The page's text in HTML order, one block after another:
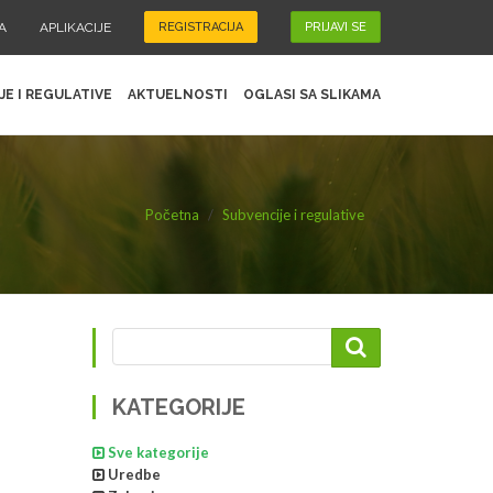
APLIKACIJE REGISTRACIJA PRIJAVI SE
I REGULATIVE AKTUELNOSTI OGLASI SA SLIKAMA
Početna Subvencije i regulative
KATEGORIJE
Sve kategorije
Uredbe